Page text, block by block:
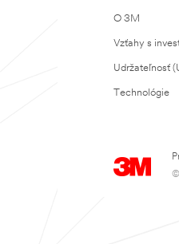
O 3M
Vzťahy s
Udržateľnosť
Technológie
©